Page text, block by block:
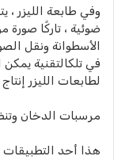
وفي طابعة الليزر ،
ضوئية ، تاركًا
في تلكالتقنية
لطابعات الليزر
مرسبات الدخان
هذا أحد التطبيقات